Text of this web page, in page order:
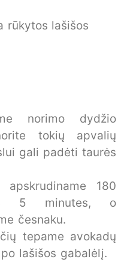
rūkytos lašišos
norimo dydžio
tokių apvalių
gali padėti taurės
apskrudiname 180
5 minutes, o
česnaku.
tepame avokadų
lašišos gabalėlį.